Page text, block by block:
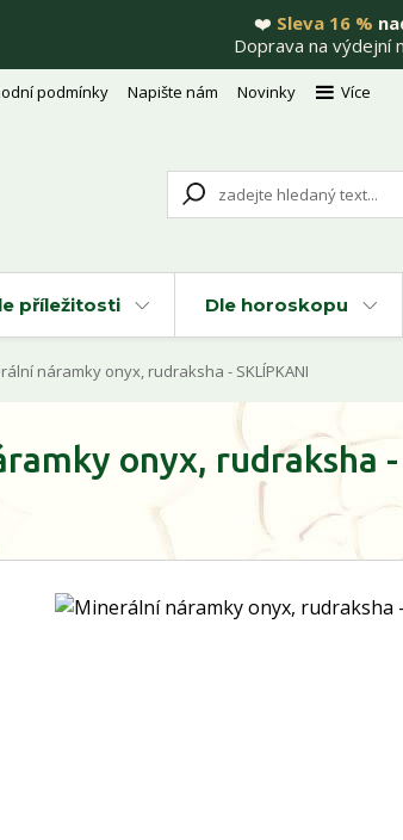
❤️ Sleva 16 %
Doprava na výdejní
podmínky Napište nám Novinky Více
příležitosti Dle horoskopu
náramky onyx, rudraksha - SKLÍPKANI
onyx, rudraksha -